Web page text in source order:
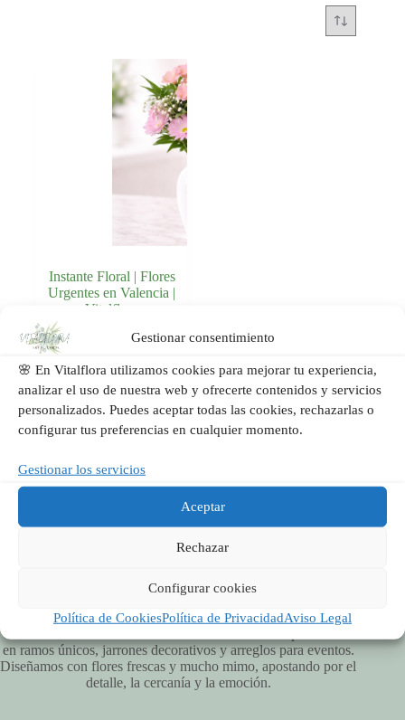
Gestionar consentimiento
🌸 En Vitalflora utilizamos cookies para mejorar tu experiencia,
analizar el uso de nuestra web y ofrecerte contenidos y servicios
personalizados. Puedes aceptar todas las cookies, rechazarlas o
configurar tus preferencias en cualquier momento.
Gestionar los servicios
Aceptar
Rechazar
Configurar cookies
Política de CookiesPolítica de PrivacidadAviso Legal
Instante Floral | Flores
Urgentes en Valencia |
Vitalflora
carrito
Síguenos en Redes
Vitalflora es una floristería artesanal en Valencia especializada
en ramos únicos, jarrones decorativos y arreglos para eventos.
Diseñamos con flores frescas y mucho mimo, apostando por el
detalle, la cercanía y la emoción.